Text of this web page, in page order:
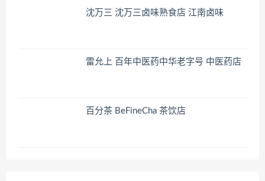
沈万三 沈万三卤味熟食店 江南卤味
雷允上 百年中医药中华老字号 中医药店
百分茶 BeFineCha 茶饮店